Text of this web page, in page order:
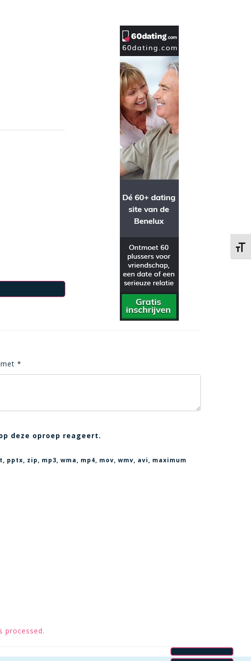
*
deze oproep reageert.
pptx, zip, mp3, wma, mp4, mov, wmv, avi
, maximum
processed.